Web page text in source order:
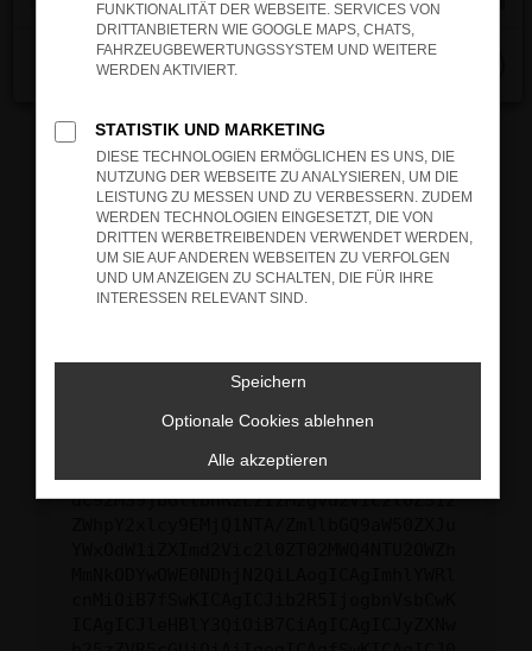
Stelle sicher, dass dein Browser und dein
Betriebssystem auf dem neuesten Stand
sind.
Sicherheitsrisiko, sondern kann auch dazu
führen, dass bestimmte Funktionen nicht mehr
unterstützt werden.
Wende dich an den Webseitenbetreiber.
Wenn du alle oben genannten Schritte versucht
hast, kontaktiere uns bitte. Wir werden
versuchen, das Problem zu beheben. Du kannst
CiAgImNvbmZpZyI6IHsKICAgICJtZXRob2Qi
OiAiR0VUIiwKICAgICJ1cmwiOiAiaHR0cHM6
Ly9hcGkueC5ha3MtcHJvZC5hdWRhcmlzLm5l
dC92MS9jbGllbnRzLzIzMzgvd2Vic2l0ZS12
FUNKTIONALITÄT DER WEBSEITE. SERVICES VON
DRITTANBIETERN WIE GOOGLE MAPS, CHATS,
FAHRZEUGBEWERTUNGSSYSTEM UND WEITERE
WERDEN AKTIVIERT.
STATISTIK UND MARKETING
DIESE TECHNOLOGIEN ERMÖGLICHEN ES UNS, DIE
NUTZUNG DER WEBSEITE ZU ANALYSIEREN, UM DIE
LEISTUNG ZU MESSEN UND ZU VERBESSERN. ZUDEM
WERDEN TECHNOLOGIEN EINGESETZT, DIE VON
DRITTEN WERBETREIBENDEN VERWENDET WERDEN,
UM SIE AUF ANDEREN WEBSEITEN ZU VERFOLGEN
UND UM ANZEIGEN ZU SCHALTEN, DIE FÜR IHRE
INTERESSEN RELEVANT SIND.
Speichern
Optionale Cookies ablehnen
Alle akzeptieren